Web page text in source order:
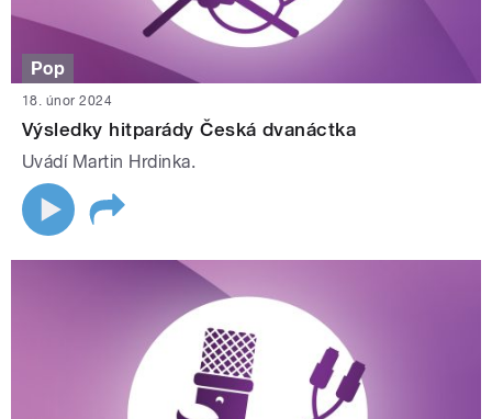
Pop
18. únor 2024
Výsledky hitparády Česká dvanáctka
Uvádí Martin Hrdinka.